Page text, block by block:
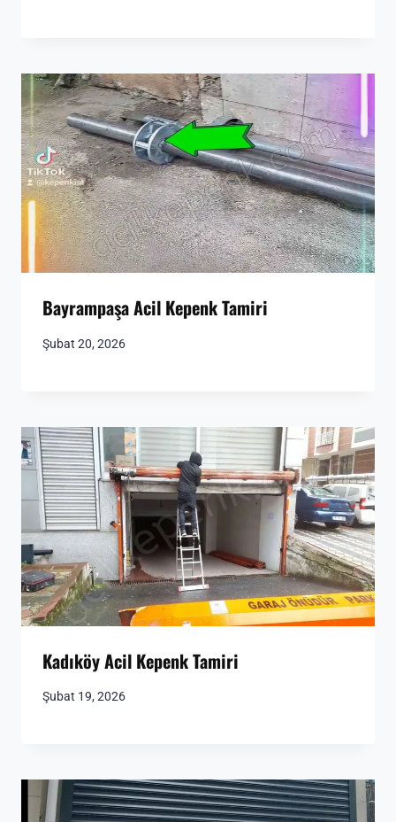
Bayrampaşa Acil Kepenk Tamiri
Şubat 20, 2026
Kadıköy Acil Kepenk Tamiri
Şubat 19, 2026